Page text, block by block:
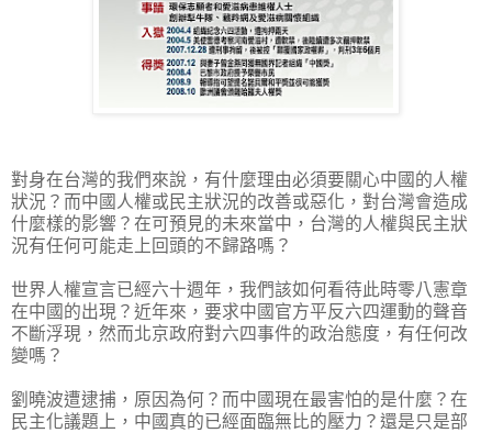
對身在台灣的我們來說，有什麼理由必須要關心中國的人權
狀況？而中國人權或民主狀況的改善或惡化，對台灣會造成
什麼樣的影響？在可預見的未來當中，台灣的人權與民主狀
況有任何可能走上回頭的不歸路嗎？
世界人權宣言已經六十週年，我們該如何看待此時零八憲章
在中國的出現？近年來，要求中國官方平反六四運動的聲音
不斷浮現，然而北京政府對六四事件的政治態度，有任何改
變嗎？
劉曉波遭逮捕，原因為何？而中國現在最害怕的是什麼？在
民主化議題上，中國真的已經面臨無比的壓力？還是只是部